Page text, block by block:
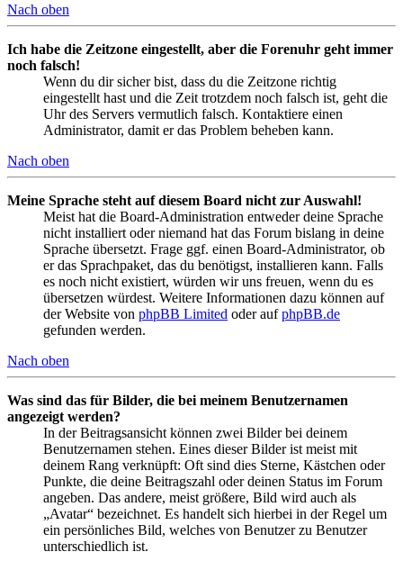
Nach oben
Ich habe die Zeitzone eingestellt, aber die Forenuhr geht immer
noch falsch!
Wenn du dir sicher bist, dass du die Zeitzone richtig
eingestellt hast und die Zeit trotzdem noch falsch ist, geht die
Uhr des Servers vermutlich falsch. Kontaktiere einen
Administrator, damit er das Problem beheben kann.
Nach oben
Meine Sprache steht auf diesem Board nicht zur Auswahl!
Meist hat die Board-Administration entweder deine Sprache
nicht installiert oder niemand hat das Forum bislang in deine
Sprache übersetzt. Frage ggf. einen Board-Administrator, ob
er das Sprachpaket, das du benötigst, installieren kann. Falls
es noch nicht existiert, würden wir uns freuen, wenn du es
übersetzen würdest. Weitere Informationen dazu können auf
der Website von phpBB Limited oder aufphpBB.de
gefunden werden.
Nach oben
Was sind das für Bilder, die bei meinem Benutzernamen
angezeigt werden?
In der Beitragsansicht können zwei Bilder bei deinem
Benutzernamen stehen. Eines dieser Bilder ist meist mit
deinem Rang verknüpft: Oft sind dies Sterne, Kästchen oder
Punkte, die deine Beitragszahl oder deinen Status im Forum
angeben. Das andere, meist größere, Bild wird auch als
„Avatar“ bezeichnet. Es handelt sich hierbei in der Regel um
ein persönliches Bild, welches von Benutzer zu Benutzer
unterschiedlich ist.